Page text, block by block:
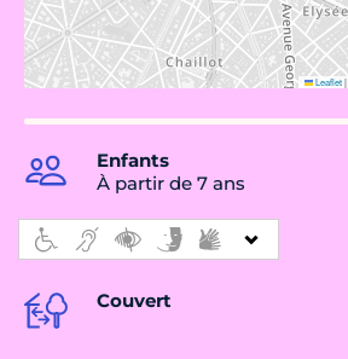
Leaflet|
Enfants
À partir de 7 ans
Couvert